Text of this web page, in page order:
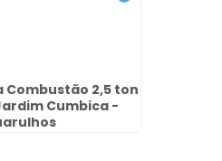
Combustão 2,5 ton
Cumbica -